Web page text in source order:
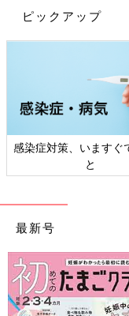
切り取って使える、
つき。
ピックアップ
感染症対策、いますぐ
と
最新号